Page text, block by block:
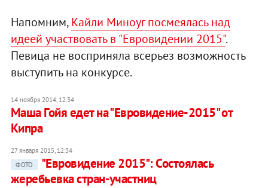
Напомним,Кайли Миноуг посмеялась над
идеей участвовать в "Евровидении 2015".
Певица не восприняла всерьез возможность
выступить на конкурсе.
14 ноября 2014, 12:34
Маша Гойя едет на "Евровидение-2015" от
Кипра
27 января 2015, 12:34
ФОТО
"Евровидение 2015": Состоялась
жеребьевка стран-участниц